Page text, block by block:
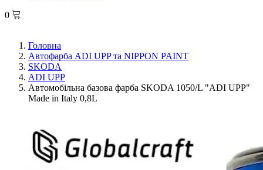
0
Головна
Автофарба ADI UPP та NIPPON PAINT
SKODA
ADI UPP
Автомобільна базова фарба SKODA 1050/L "ADI UPP"
Made in Italy 0,8L